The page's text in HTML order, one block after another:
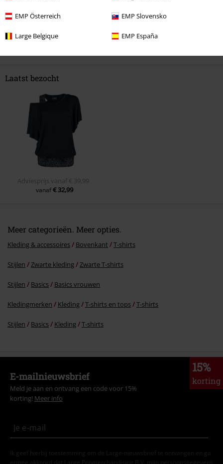
EMP Österreich EMP Slovensko
Large Belgique EMP España
Opmerking
Commentaar versturen
Laatst bezocht
Adviesprijs vanaf € 39,99
vanaf€ 32,99
Meer categorieën. Meer opties.
Kleding & accessoires Bovenkant T-shirts
Stijlen Zwarte kleding Zwarte T-shirts
Stijlen Basics Basics vrouwen
Kledingmerken Kleding T-shirts en tops T-shirts
Stijlen Basics Kleding T-shirts
15%
korting
E-mailnieuwsbrief
Meld je aan en ontvang een code voor 15%
korting! Meer info
Ik geef hierbij toestemming om de Large-nieuwsbrief te ontvangen en ga
ermee akkoord dat Large Popmerchandising B.V. mijn persoonsgegevens